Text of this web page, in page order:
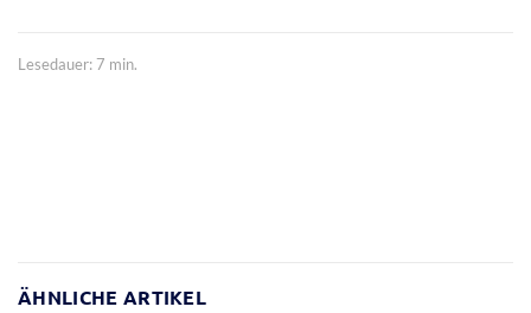
Lesedauer: 7 min.
ÄHNLICHE ARTIKEL